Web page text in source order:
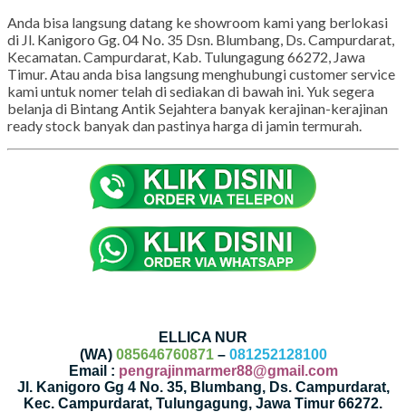
Anda bisa langsung datang ke showroom kami yang berlokasi
di Jl. Kanigoro Gg. 04 No. 35 Dsn. Blumbang, Ds. Campurdarat,
Kecamatan. Campurdarat, Kab. Tulungagung 66272, Jawa
Timur. Atau anda bisa langsung menghubungi customer service
kami untuk nomer telah di sediakan di bawah ini. Yuk segera
belanja di Bintang Antik Sejahtera banyak kerajinan-kerajinan
ready stock banyak dan pastinya harga di jamin termurah.
ELLICA NUR
(WA) 085646760871– 081252128100
Email : pengrajinmarmer88@gmail.com
Jl. Kanigoro Gg 4 No. 35, Blumbang, Ds. Campurdarat,
Kec. Campurdarat, Tulungagung, Jawa Timur 66272.